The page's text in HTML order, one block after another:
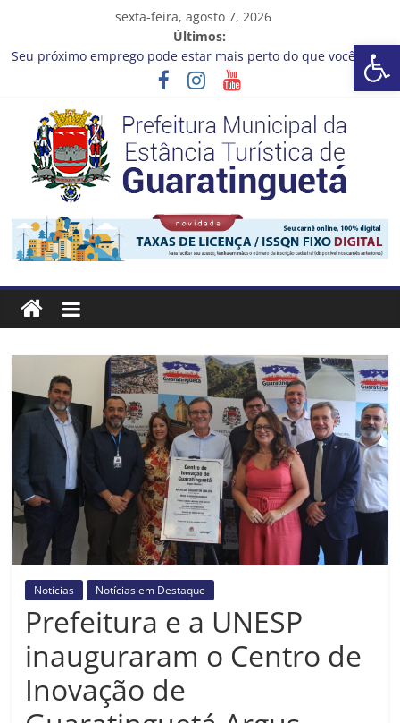
Barra de Ferramentas Aberta
sexta-feira, agosto 7, 2026
Últimos:
Prefeitura de Guaratinguetá orienta população sobre previsão
de ventos fortes e chuva entre os dias 6 e 8 de agosto
Seu próximo emprego pode estar mais perto do que você
Cinema Pontos MIS | Programação de Agosto
Neste sábado (08), a Prefeitura de Guaratinguetá realiza mais
uma edição do programa “Sábado Saúde”
A Operação Cata Bagulho atenderá o seguinte bairro neste
sábado, (08)
Prefeitura
Estância
Turística
Guaratinguetá
Prefeitura
Estância
Turística
Guaratinguetá
Notícias Notícias em Destaque
Prefeitura e a UNESP
inauguraram o Centro de
Inovação de